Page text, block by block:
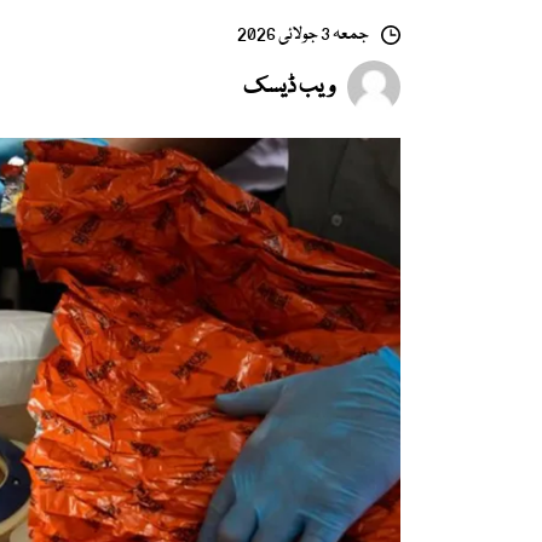
جمعہ 3 جولائی 2026
ویب ڈیسک